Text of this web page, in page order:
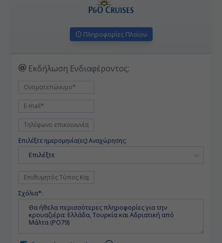
Πληροφορίες Πλοίου
Εκδήλωση Ενδιαφέροντος:
Επιλέξτε ημερομηνία(ες) Αναχώρησης:
Επιλέξτε
Σχόλια*: